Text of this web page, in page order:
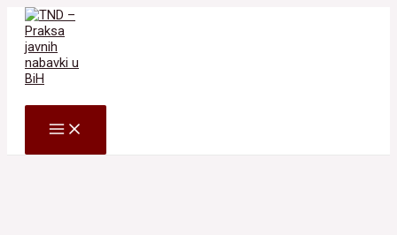
Skip
content
MAIN
MENU